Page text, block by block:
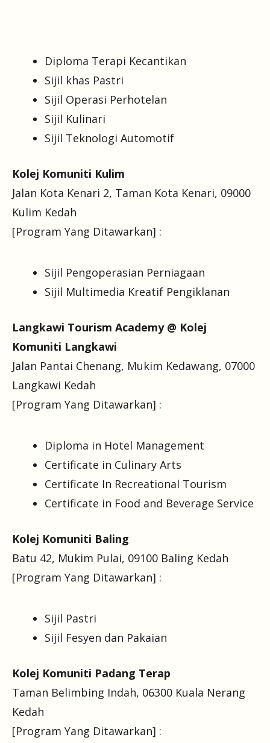
Diploma Terapi Kecantikan
Sijil khas Pastri
Sijil Operasi Perhotelan
Sijil Kulinari
Sijil Teknologi Automotif
Kolej Komuniti Kulim
Jalan Kota Kenari 2, Taman Kota Kenari, 09000
Kulim Kedah
[Program Yang Ditawarkan] :
Sijil Pengoperasian Perniagaan
Sijil Multimedia Kreatif Pengiklanan
Langkawi Tourism Academy @ Kolej
Komuniti Langkawi
Jalan Pantai Chenang, Mukim Kedawang, 07000
Langkawi Kedah
[Program Yang Ditawarkan] :
Diploma in Hotel Management
Certificate in Culinary Arts
Certificate In Recreational Tourism
Certificate in Food and Beverage Service
Kolej Komuniti Baling
Batu 42, Mukim Pulai, 09100 Baling Kedah
[Program Yang Ditawarkan] :
Sijil Pastri
Sijil Fesyen dan Pakaian
Kolej Komuniti Padang Terap
Taman Belimbing Indah, 06300 Kuala Nerang
Kedah
[Program Yang Ditawarkan] :